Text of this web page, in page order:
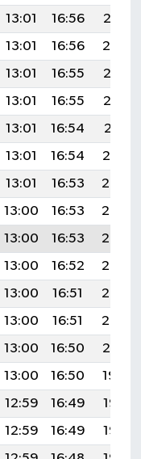
13:01 16:56
20:15
13:01 16:56
20:14
13:01 16:55
20:13
13:01 16:55
20:12
13:01 16:54
20:11
13:01 16:54
20:10
13:01 16:53
20:08
13:00 16:53
20:07
13:00 16:53
20:06
13:00 16:52
20:05
13:00 16:51
20:03
13:00 16:51
20:02
13:00 16:50
20:01
13:00 16:50
19:59
12:59 16:49
19:58
12:59 16:49
19:57